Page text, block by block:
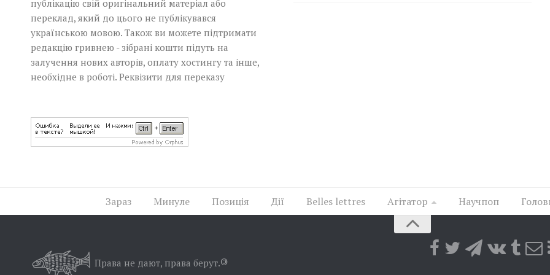
публікацію свій оригінальний матеріал або
переклад, який до цього не публікувався
українською мовою. Також ви можете підтримати
редакцію гривнею - зібрані кошти підуть на
залучення нових авторів, оплату хостингу та інше,
необхідне в роботі. Реквізити для переказу
Зараз Минуле Позиція Дії Belles lettres Агітатор Научпоп
Права не дают, права берут.©